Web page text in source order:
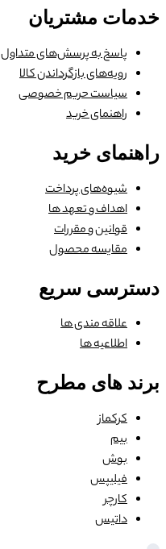
خدمات مشتریان
پاسخ به پرسش‌های متداول
رویه‌های بازگرداندن کالا
سیاست حریم خصوصی
راهنمای خرید
راهنمای خرید
شیوه‌های پرداخت
اهداف و تعهد ها
قوانین و مقررات
مقایسه محصول
دسترسی سریع
علاقه مندی ها
اطلاعیه ها
برند های مطرح
کرکماز
بیم
بوش
فیلیپس
کارچر
داتیس